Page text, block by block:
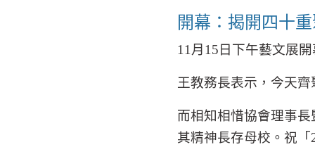
開幕：揭開四十
11 月 15 日下午藝文展
王教務長表示，今天
而相知相惜協會理事
其精神長存母校。祝「